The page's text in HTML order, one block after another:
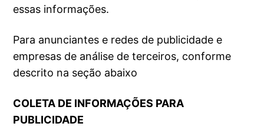
essas informações.
Para anunciantes e redes de publicidade e
empresas de análise de terceiros, conforme
descrito na seção abaixo
COLETA DE INFORMAÇÕES PARA
PUBLICIDADE